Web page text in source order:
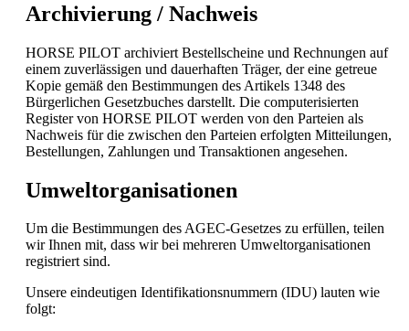
Archivierung / Nachweis
HORSE PILOT archiviert Bestellscheine und Rechnungen auf
einem zuverlässigen und dauerhaften Träger, der eine getreue
Kopie gemäß den Bestimmungen des Artikels 1348 des
Bürgerlichen Gesetzbuches darstellt. Die computerisierten
Register von HORSE PILOT werden von den Parteien als
Nachweis für die zwischen den Parteien erfolgten Mitteilungen,
Bestellungen, Zahlungen und Transaktionen angesehen.
Umweltorganisationen
Um die Bestimmungen des AGEC-Gesetzes zu erfüllen, teilen
wir Ihnen mit, dass wir bei mehreren Umweltorganisationen
registriert sind.
Unsere eindeutigen Identifikationsnummern (IDU) lauten wie
folgt: